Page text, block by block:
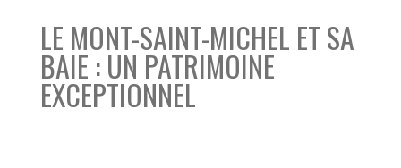
LE MONT-SAINT-MICHEL ET SA
BAIE : UN PATRIMOINE
EXCEPTIONNEL